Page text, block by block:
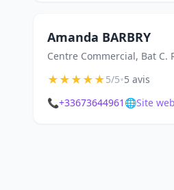
Amanda BARBRY
Centre Commercial, Bat C.
★★★★★5/5•5 avis
📞+33673644961 🌐Site web